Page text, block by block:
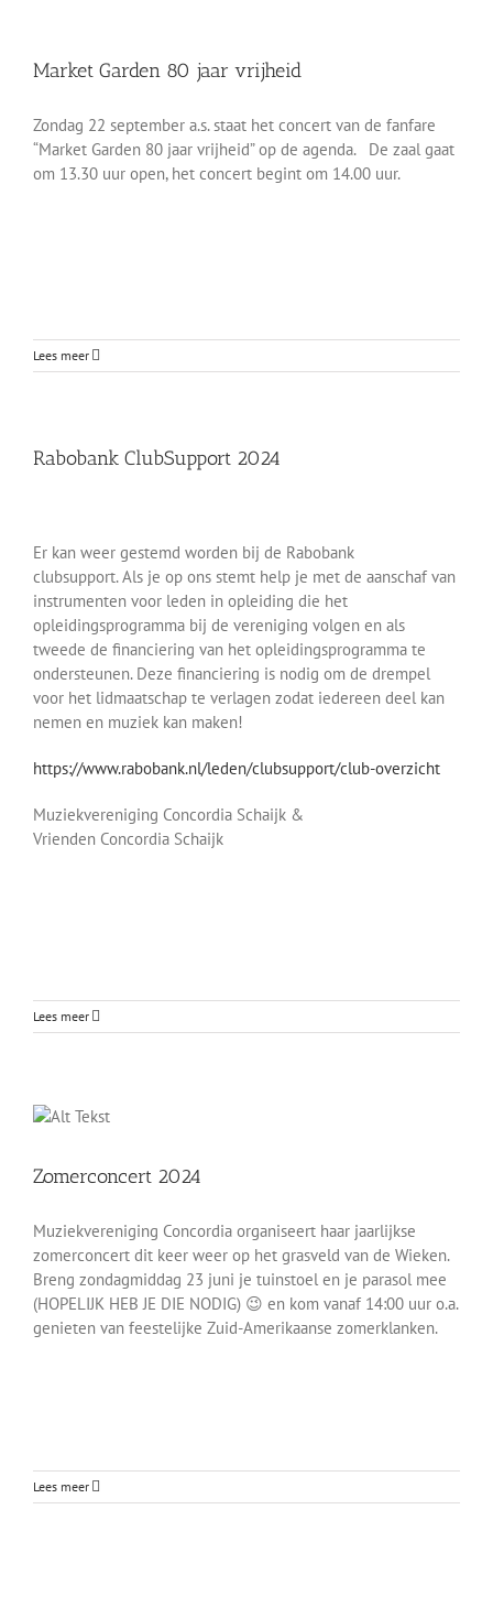
Berichten-Archief
Market Garden 80 jaar vrijheid
Zondag 22 september a.s. staat het concert van de fanfare
“Market Garden 80 jaar vrijheid” op de agenda. De zaal gaat
om 13.30 uur open, het concert begint om 14.00 uur.
Lees meer
Rabobank ClubSupport 2024
Er kan weer gestemd worden bij de Rabobank
clubsupport. Als je op ons stemt help je met de aanschaf van
instrumenten voor leden in opleiding die het
opleidingsprogramma bij de vereniging volgen en als
tweede de financiering van het opleidingsprogramma te
ondersteunen. Deze financiering is nodig om de drempel
voor het lidmaatschap te verlagen zodat iedereen deel kan
nemen en muziek kan maken!
https://www.rabobank.nl/leden/clubsupport/club-overzicht
Muziekvereniging Concordia Schaijk &
Vrienden Concordia Schaijk
Lees meer
Zomerconcert 2024
Muziekvereniging Concordia organiseert haar jaarlijkse
zomerconcert dit keer weer op het grasveld van de Wieken.
Breng zondagmiddag 23 juni je tuinstoel en je parasol mee
(HOPELIJK HEB JE DIE NODIG) 😉 en kom vanaf 14:00 uur o.a.
genieten van feestelijke Zuid-Amerikaanse zomerklanken.
Lees meer